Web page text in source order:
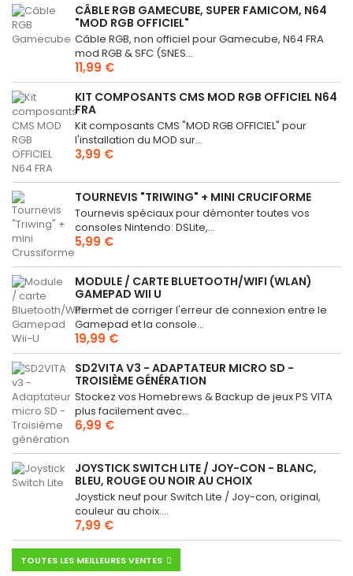
CÂBLE RGB GAMECUBE, SUPER FAMICOM, N64
"MOD RGB OFFICIEL"
Câble RGB, non officiel pour Gamecube, N64 FRA
mod RGB & SFC (SNES...
11,99 €
KIT COMPOSANTS CMS MOD RGB OFFICIEL N64
FRA
Kit composants CMS "MOD RGB OFFICIEL" pour
l'installation du MOD sur...
3,99 €
TOURNEVIS "TRIWING" + MINI CRUCIFORME
Tournevis spéciaux pour démonter toutes vos
consoles Nintendo: DSLite,...
5,99 €
MODULE / CARTE BLUETOOTH/WIFI (WLAN)
GAMEPAD WII U
Permet de corriger l'erreur de connexion entre le
Gamepad et la console...
19,99 €
SD2VITA V3 - ADAPTATEUR MICRO SD -
TROISIÈME GÉNÉRATION
Stockez vos Homebrews & Backup de jeux PS VITA
plus facilement avec...
6,99 €
JOYSTICK SWITCH LITE / JOY-CON - BLANC,
BLEU, ROUGE OU NOIR AU CHOIX
Joystick neuf pour Switch Lite / Joy-con, original,
couleur au choix....
7,99 €
TOUTES LES MEILLEURES VENTES